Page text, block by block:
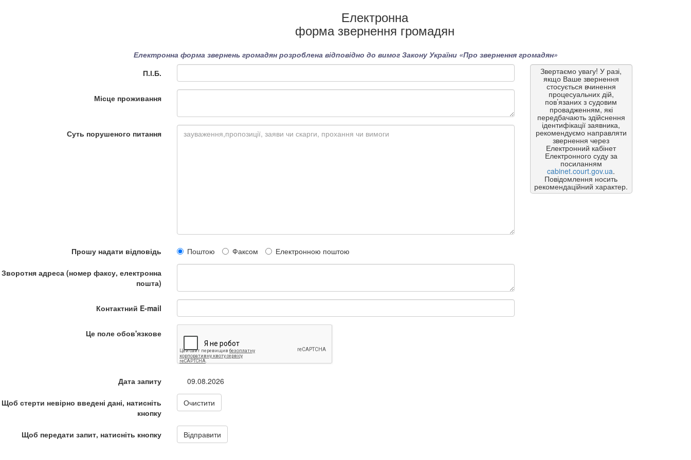
Електронна
форма звернення громадян
Електронна форма звернень громадян розроблена відповідно до вимог Закону України «Про звернення громадян»
П.І.Б.
Місце проживання
Суть порушеного питання
Прошу надати відповідь Поштою Факсом Електронною поштою
Зворотня адреса (номер факсу, електронна
пошта)
Контактний E-mail
Це поле обов'язкове
Дата запиту 09.08.2026
Щоб стерти невірно введені дані, натисніть
кнопку
Очистити
Щоб передати запит, натисніть кнопку Відправити
Звертаємо увагу! У разі,
якщо Ваше звернення
стосується вчинення
процесуальних дій,
пов’язаних з судовим
провадженням, які
передбачають здійснення
ідентифікації заявника,
рекомендуємо направляти
звернення через
Електронний кабінет
Електронного суду за
посиланням
cabinet.court.gov.ua.
Повідомлення носить
рекомендаційний характер.